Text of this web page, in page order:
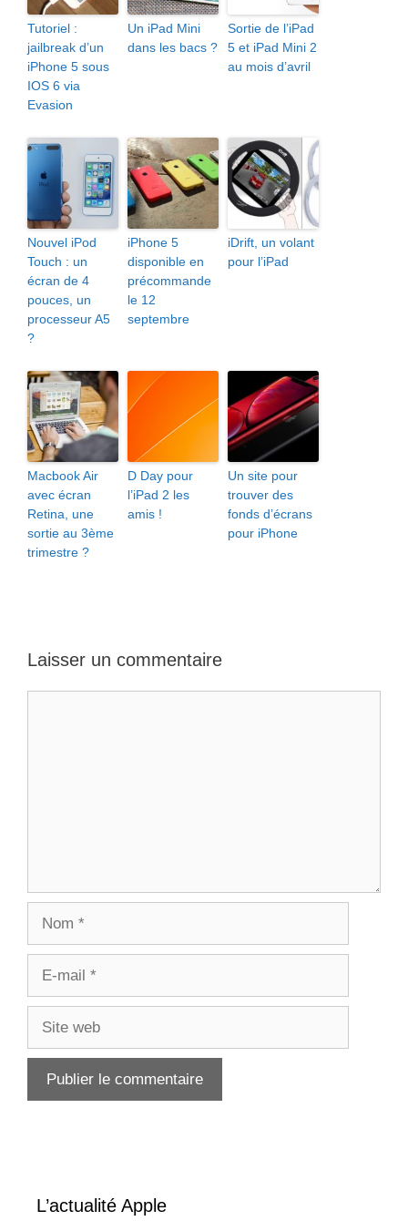
Tutoriel :
jailbreak d’un
iPhone 5 sous
IOS 6 via
Evasion
Un iPad Mini
dans les bacs ?
Sortie de l’iPad
5 et iPad Mini 2
au mois d’avril
Nouvel iPod
Touch : un
écran de 4
pouces, un
processeur A5
?
iPhone 5
disponible en
précommande
le 12
septembre
iDrift, un volant
pour l’iPad
Macbook Air
avec écran
Retina, une
sortie au 3ème
trimestre ?
D Day pour
l’iPad 2 les
amis !
Un site pour
trouver des
fonds d’écrans
pour iPhone
Laisser un commentaire
L’actualité Apple